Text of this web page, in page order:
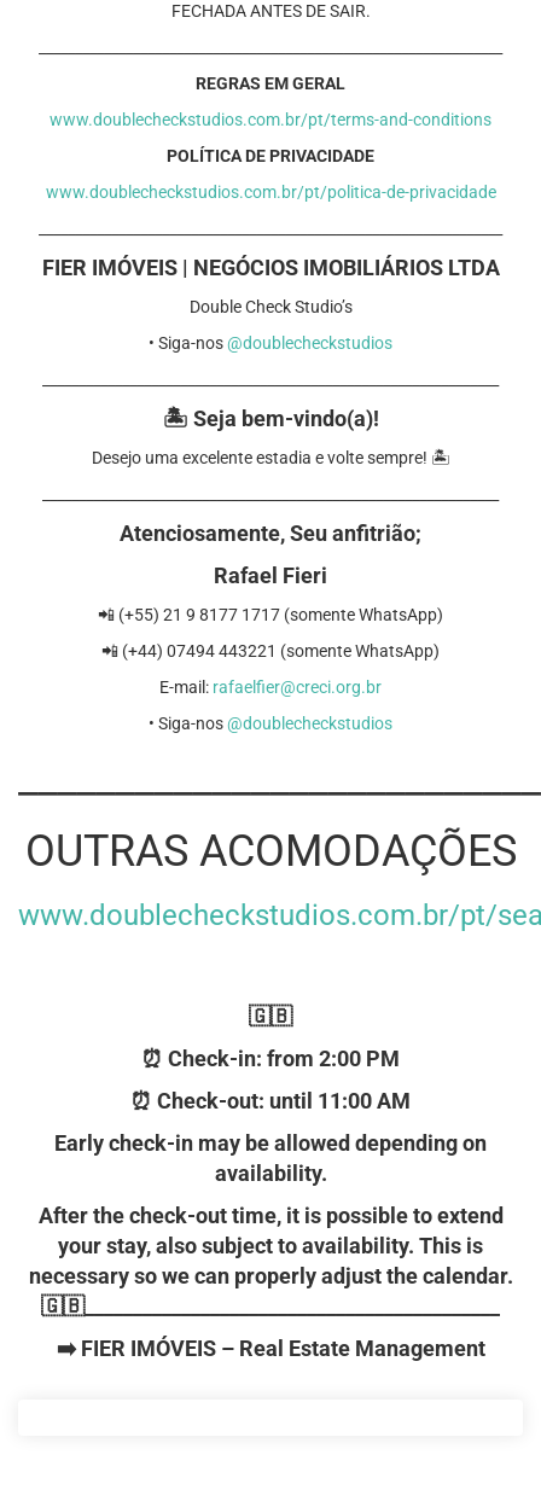
FECHADA ANTES DE SAIR.
REGRAS EM GERAL
www.doublecheckstudios.com.br/pt/terms-and-conditions
POLÍTICA DE PRIVACIDADE
www.doublecheckstudios.com.br/pt/politica-de-privacidade
FIER IMÓVEIS | NEGÓCIOS IMOBILIÁRIOS LTDA
Double Check Studio’s
• Siga-nos@doublecheckstudios
🏝️ Seja bem-vindo(a)!
Desejo uma excelente estadia e volte sempre! 🏝️
Atenciosamente, Seu anfitrião;
Rafael Fieri
📲 (+55) 21 9 8177 1717 (somente WhatsApp)
📲 (+44) 07494 443221 (somente WhatsApp)
E-mail: rafaelfier@creci.org.br
• Siga-nos@doublecheckstudios
OUTRAS ACOMODAÇÕES
www.doublecheckstudios.com.br/pt/
🇬🇧
⏰ Check-in: from 2:00 PM
⏰ Check-out: until 11:00 AM
Early check-in may be allowed depending on
availability.
After the check-out time, it is possible to extend
your stay, also subject to availability. This is
necessary so we can properly adjust the calendar.
🇬🇧___________________________________________
➡️ FIER IMÓVEIS – Real Estate Management